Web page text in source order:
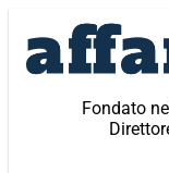
contenuto
Fondato